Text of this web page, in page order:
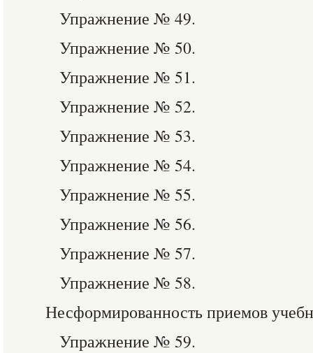
Упражнение № 49.
Упражнение № 50.
Упражнение № 51.
Упражнение № 52.
Упражнение № 53.
Упражнение № 54.
Упражнение № 55.
Упражнение № 56.
Упражнение № 57.
Упражнение № 58.
Несформированность приемов
Упражнение № 59.